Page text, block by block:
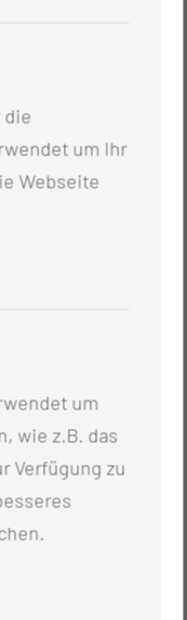
mit der
nationalen
der
steht.
relevanten
die
entwickelt und
die
um Ihr
Webseite
um
wie z.B. das
Verfügung zu